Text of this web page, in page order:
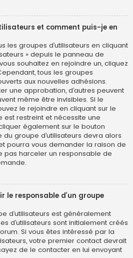
et comment puis-je en
les groupes d’utilisateurs en cliquant
» depuis le panneau de
souhaitez en rejoindre un, cliquez
tous les groupes
aux nouvelles adhésions.
une approbation, d’autres peuvent
même être invisibles. Si le
le rejoindre en cliquant sur le
est restreint et nécessite une
également sur le bouton
groupe d’utilisateurs devra alors
pourra vous demander la raison de
pas harceler un responsable de
le responsable d’un groupe
d’utilisateurs est généralement
d’utilisateurs sont initialement créés
Si vous êtes intéressé par la
votre premier contact devrait
de le contacter en lui envoyant